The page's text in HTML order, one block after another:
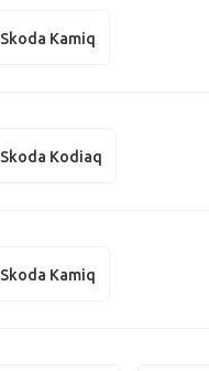
Skoda Kamiq
Skoda Kodiaq
Skoda Kamiq